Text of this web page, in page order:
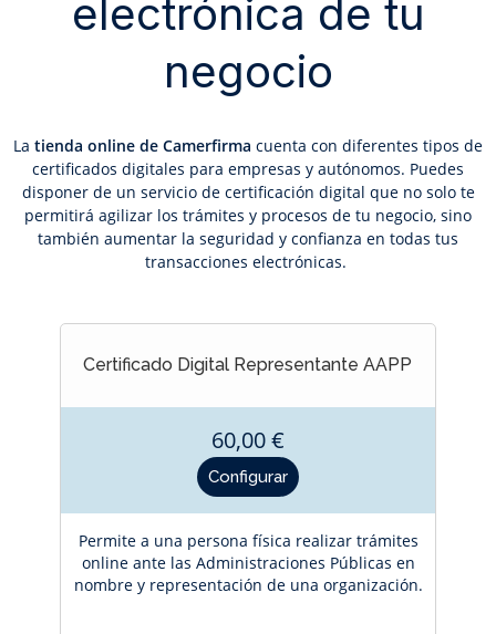
electrónica de tu
negocio
La tienda online de Camerfirma cuenta con diferentes tipos de
certificados digitales para empresas y autónomos. Puedes
disponer de un servicio de certificación digital que no solo te
permitirá agilizar los trámites y procesos de tu negocio, sino
también aumentar la seguridad y confianza en todas tus
transacciones electrónicas.
Certificado Digital Representante AAPP
Precio
60,00 €
Configurar
Permite a una persona física realizar trámites
online ante las Administraciones Públicas en
nombre y representación de una organización.